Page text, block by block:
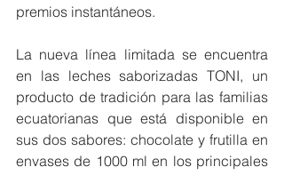
premios instantáneos.​
La nueva línea limitada se encuentra
en las leches saborizadas TONI, un
producto de tradición para las familias
ecuatorianas que está disponible en
sus dos sabores: chocolate y frutilla en
envases de 1000 ml en los principales